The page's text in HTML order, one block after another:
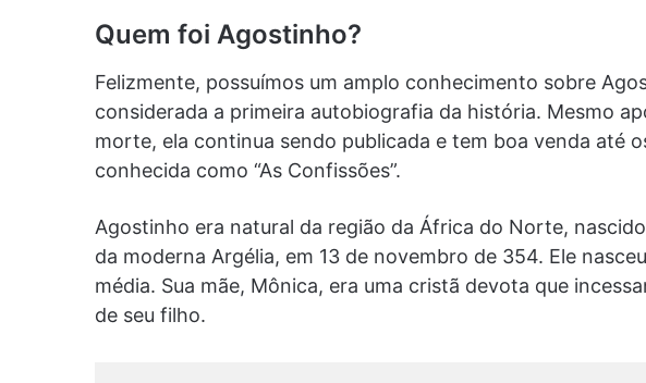
Quem foi Agostinho?
Felizmente, possuímos um amplo conhecimento sobre
considerada a primeira autobiografia da história. Mesmo
morte, ela continua sendo publicada e tem boa venda até
conhecida como “As Confissões”.
Agostinho era natural da região da África do Norte,
da moderna Argélia, em 13 de novembro de 354. Ele
média. Sua mãe, Mônica, era uma cristã devota que
de seu filho.